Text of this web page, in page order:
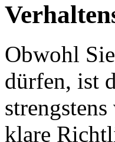
Obwohl
dürfen, ist
klare